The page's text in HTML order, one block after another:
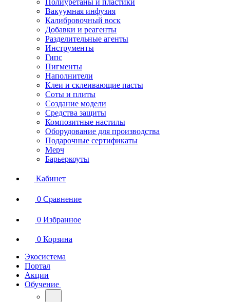
Полиуретаны и пластики
Вакуумная инфузия
Калибровочный воск
Добавки и реагенты
Разделительные агенты
Инструменты
Гипс
Пигменты
Наполнители
Клеи и склеивающие пасты
Соты и плиты
Создание модели
Средства защиты
Композитные настилы
Оборудование для производства
Подарочные сертификаты
Мерч
Барьеркоуты
Кабинет
0 Сравнение
0 Избранное
0 Корзина
Экосистема
Портал
Акции
Обучение